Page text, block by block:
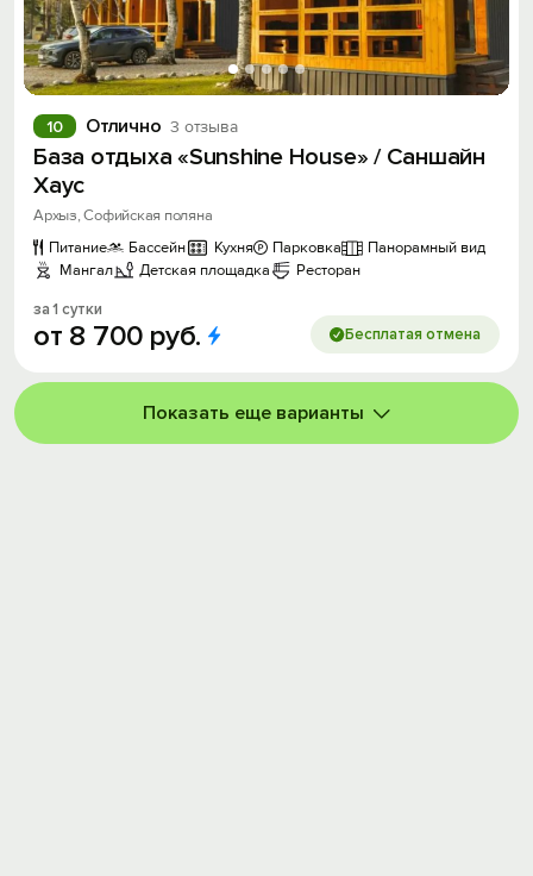
Отлично 3 отзыва
10
База отдыха «Sunshine House» / Саншайн
Хаус
Архыз, Софийская поляна
Питание
Бассейн Кухня Парковка
Панорамный вид
Мангал
Детская площадка Ресторан
за 1 сутки
от 8 700 руб. Бесплатая отмена
Показать еще варианты